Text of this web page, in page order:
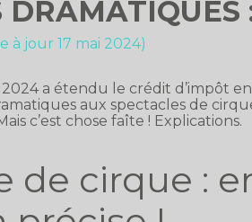
à jour 17 mai 2024)
a étendu le crédit d’impôt
aux spectacles de
c’est chose faîte ! Explications.
de cirque :